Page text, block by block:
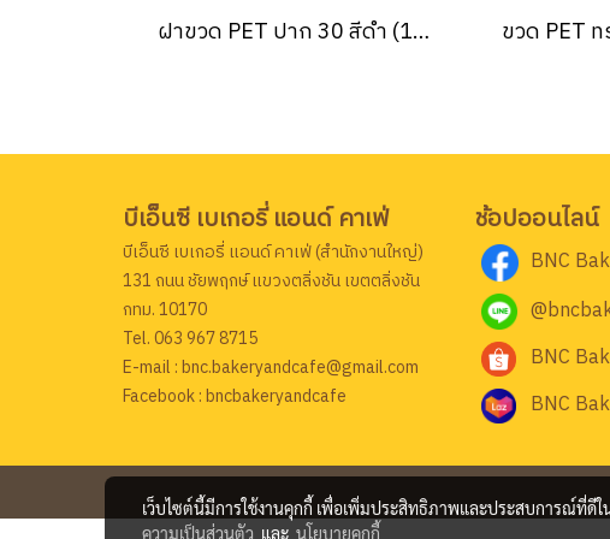
ฝาขวด PET ปาก 30 สีดำ (150 ชิ้น/แพ็ค)
บีเอ็นซี เบเกอรี่ แอนด์ คาเฟ่
บีเอ็นซี เบเกอรี่ แอนด์ คาเฟ่ (สำนักงานใหญ่)
131 ถนน ชัยพฤกษ์ แขวงตลิ่งชัน เขตตลิ่งชัน
กทม. 10170
Tel. 063 967 8715
E-mail : bnc.bakeryandcafe@gmail.com
Facebook : bncbakeryandcafe
ช้อปออนไลน์
BNC
BNC
BNC
เว็บไซต์นี้มีการใช้งานคุกกี้ เพื่อเพิ่มประสิทธิภาพและประสบการณ์ที่ดี
ความเป็นส่วนตัว และ นโยบายคุกกี้